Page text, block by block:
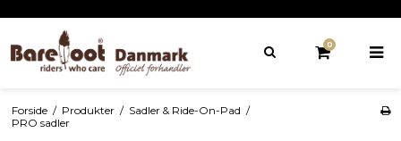
0
Forside / Produkter / Sadler & Ride-On-Pad /
PRO sadler